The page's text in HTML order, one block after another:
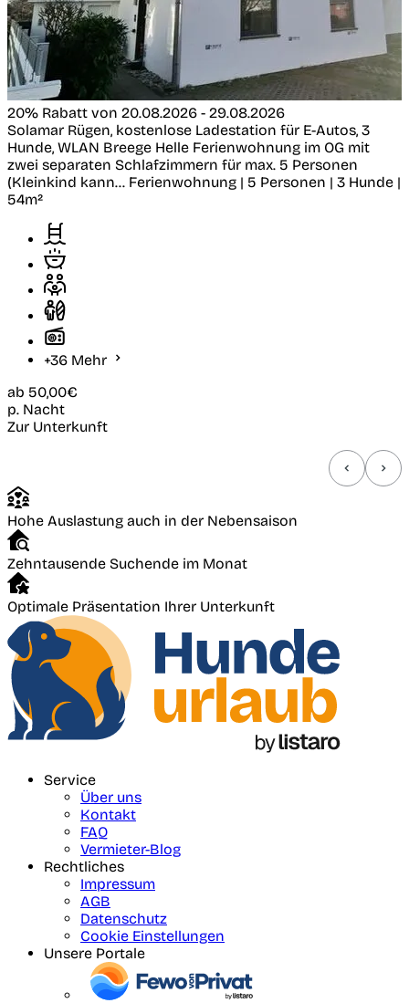
20% Rabatt von 20.08.2026 - 29.08.2026
Solamar Rügen, kostenlose Ladestation für E-Autos, 3
Hunde, WLAN Breege Helle Ferienwohnung im OG mit
zwei separaten Schlafzimmern für max. 5 Personen
(Kleinkind kann... Ferienwohnung | 5 Personen | 3 Hunde |
54m²
+36 Mehr
ab 50,00€
p. Nacht
Zur Unterkunft
Hohe Auslastung auch in der Nebensaison
Zehntausende Suchende im Monat
Optimale Präsentation Ihrer Unterkunft
Service
Über uns
Kontakt
FAQ
Vermieter-Blog
Rechtliches
Impressum
AGB
Datenschutz
Cookie Einstellungen
Unsere Portale